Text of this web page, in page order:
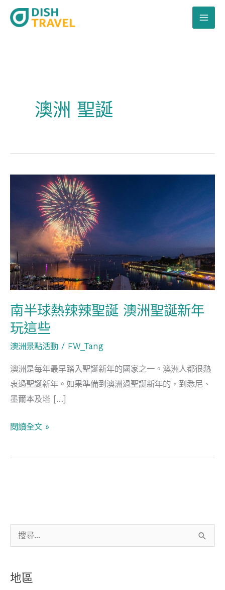
關
地區
澳洲 聖誕
南半球熱辣辣聖誕 澳洲聖誕新年
玩這些
澳洲景點活動 / FW_Tang
澳洲是每年最早踏入聖誕新年的國家之一。澳洲人都很熱
衷過聖誕新年。如果準備到澳洲過聖誕新年的，到悉尼、
墨爾本及塔 […]
辣
聖
誕
澳
洲
聖
誕
新
年
些
閱讀全文 »